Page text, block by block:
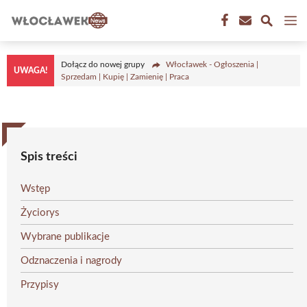
treści
UWAGA!
Dołącz do nowej grupy
Włocławek - Ogłoszenia |
Sprzedam | Kupię | Zamienię | Praca
Spis treści
Wstęp
Życiorys
Wybrane publikacje
Odznaczenia i nagrody
Przypisy